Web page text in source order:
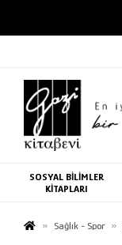
SOSYAL BİLİMLER
KİTAPLARI
Sağlık - Spor